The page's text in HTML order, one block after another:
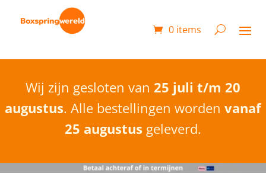
0 items
Wij zijn gesloten van 25 juli t/m 20
augustus. Alle bestellingen worden vanaf
25 augustus geleverd.